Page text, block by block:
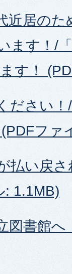
近居のた
ます！/
す！
ださい
ファ
払い戻
: 1.1MB)
図書館